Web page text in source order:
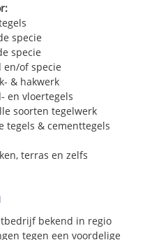
specie
specie
en/of specie
& hakwerk
en vloertegels
soorten tegelwerk
tegels & cementtegels
terras en zelfs
bekend in regio
tegen een voordelige